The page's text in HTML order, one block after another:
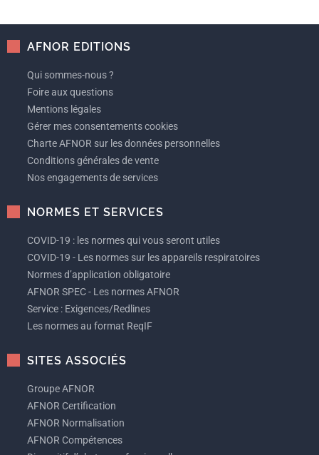
AFNOR EDITIONS
Qui sommes-nous ?
Foire aux questions
Mentions légales
Gérer mes consentements cookies
Charte AFNOR sur les données personnelles
Conditions générales de vente
Nos engagements de services
NORMES ET SERVICES
COVID-19 : les normes qui vous seront utiles
COVID-19 - Les normes sur les appareils respiratoires
Normes d’application obligatoire
AFNOR SPEC - Les normes AFNOR
Service : Exigences/Redlines
Les normes au format ReqIF
SITES ASSOCIÉS
Groupe AFNOR
AFNOR Certification
AFNOR Normalisation
AFNOR Compétences